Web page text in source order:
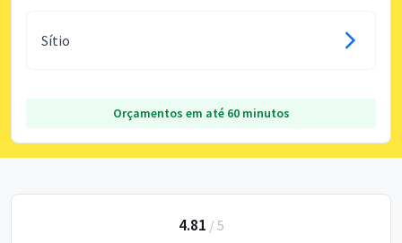
Sítio
Orçamentos em até 60 minutos
4.81 / 5